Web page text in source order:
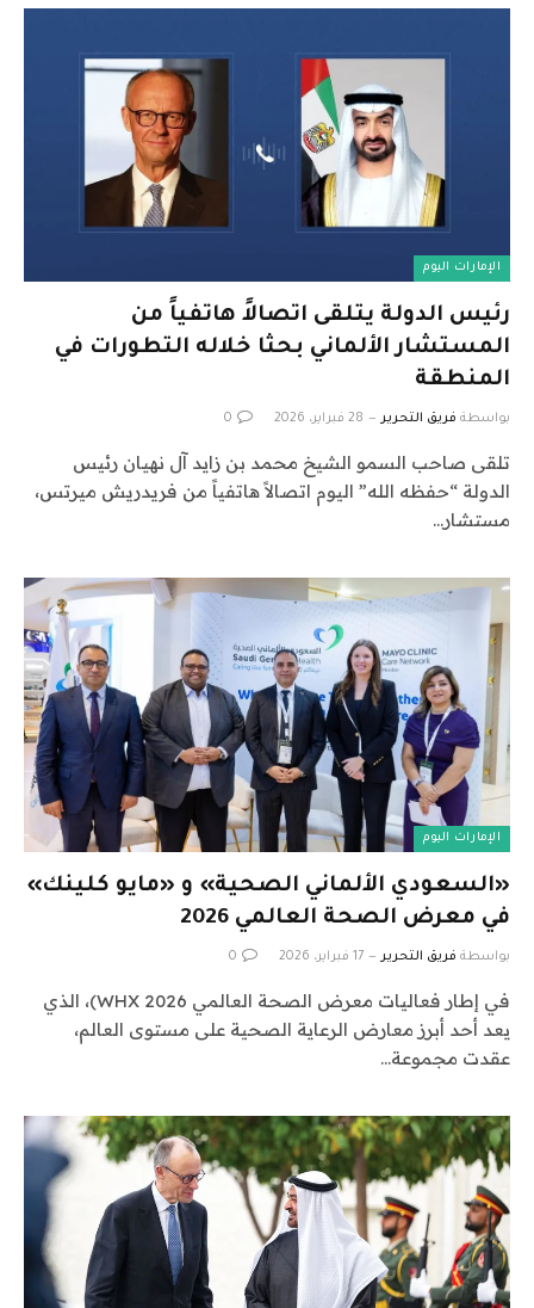
الإمارات اليوم
رئيس الدولة يتلقى اتصالاً هاتفياً من
المستشار الألماني بحثا خلاله التطورات في
المنطقة
بواسطة فريق التحرير 28 فبراير، 2026 0
تلقى صاحب السمو الشيخ محمد بن زايد آل نهيان رئيس
الدولة “حفظه الله” اليوم اتصالاً هاتفياً من فريدريش ميرتس،
مستشار…
الإمارات اليوم
«السعودي الألماني الصحية» و «مايو كلينك»
في معرض الصحة العالمي 2026
بواسطة فريق التحرير 17 فبراير، 2026 0
في إطار فعاليات معرض الصحة العالمي 2026 WHX)، الذي
يعد أحد أبرز معارض الرعاية الصحية على مستوى العالم،
عقدت مجموعة…